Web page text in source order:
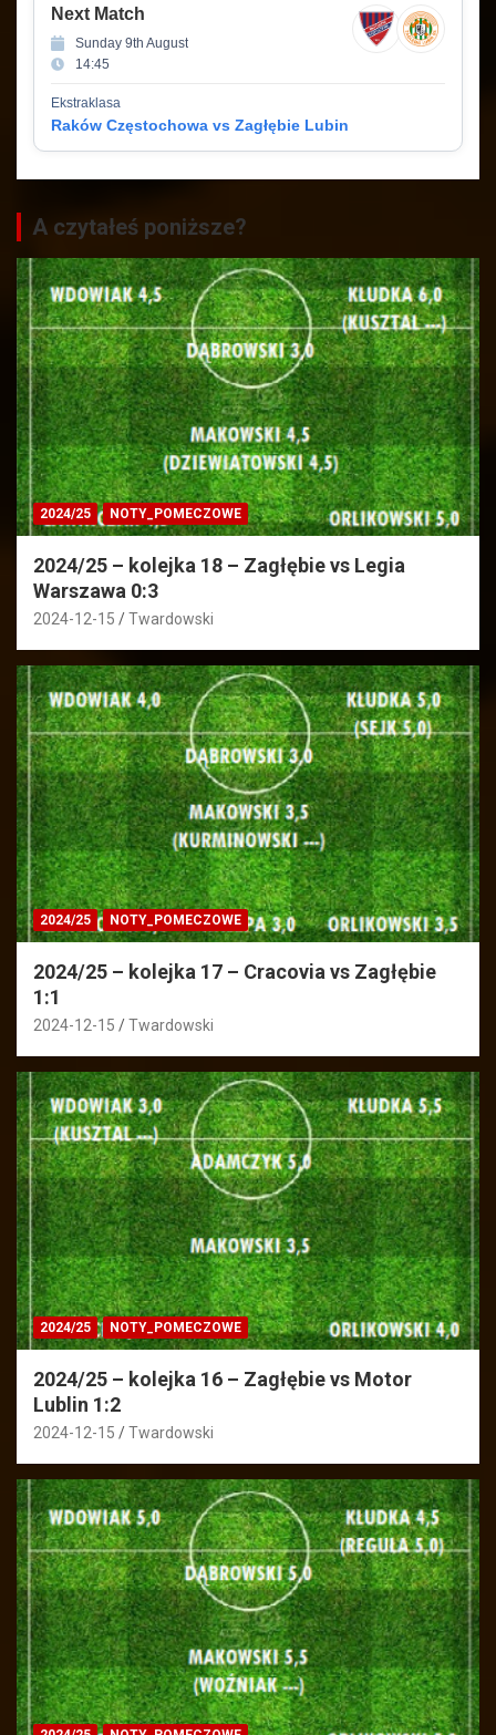
Next Match
Sunday 9th August
14:45
Ekstraklasa
Raków Częstochowa vs Zagłębie Lubin
A czytałeś poniższe?
2024/25 NOTY_POMECZOWE
2024/25 – kolejka 18 – Zagłębie vs Legia
Warszawa 0:3
2024-12-15 Twardowski
2024/25 NOTY_POMECZOWE
2024/25 – kolejka 17 – Cracovia vs Zagłębie
1:1
2024-12-15 Twardowski
2024/25 NOTY_POMECZOWE
2024/25 – kolejka 16 – Zagłębie vs Motor
Lublin 1:2
2024-12-15 Twardowski